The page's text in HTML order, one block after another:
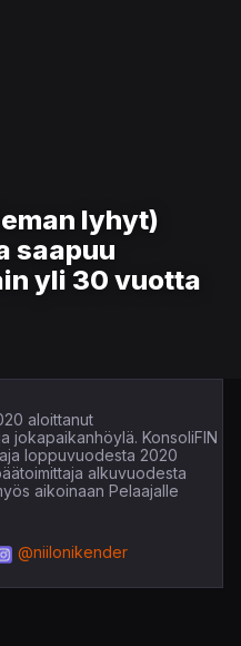
lyhyt)
saapuu
yli 30 vuotta
aloittanut
jokapaikanhöylä. KonsoliFIN
loppuvuodesta 2020
alkuvuodesta
aikoinaan Pelaajalle
@niilonikender